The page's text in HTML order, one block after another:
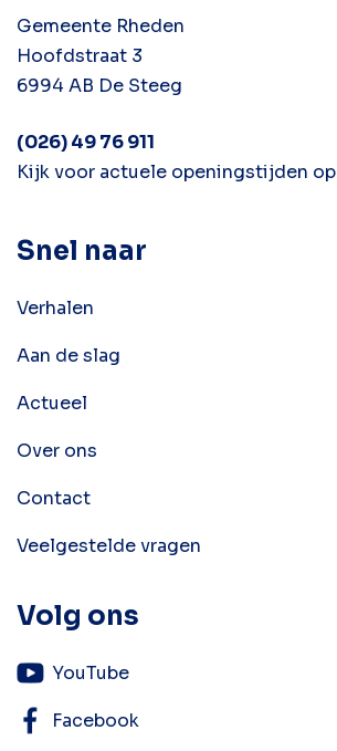
Gemeente Rheden
Hoofdstraat 3
6994 AB De Steeg
(026) 49 76 911
Kijk voor actuele openingstijden op
Snel naar
Verhalen
Aan de slag
Actueel
Over ons
Contact
Veelgestelde vragen
Volg ons
YouTube
Facebook